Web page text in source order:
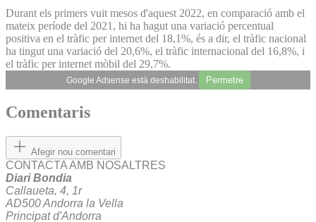
Durant els primers vuit mesos d'aquest 2022, en comparació amb el
mateix període del 2021, hi ha hagut una variació percentual
positiva en el tràfic per internet del 18,1%, és a dir, el tràfic nacional
ha tingut una variació del 20,6%, el tràfic internacional del 16,8%, i
el tràfic per internet mòbil del 29,7%.
Google Adsense està deshabilitat. Permetre
Comentaris
Afegir nou comentari
CONTACTA AMB NOSALTRES
Diari Bondia
Callaueta, 4, 1r
AD500 Andorra la Vella
Principat d'Andorra